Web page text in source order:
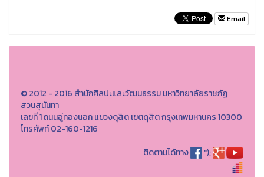
Email
© 2012 - 2016 สำนักศิลปะและวัฒนธรรม มหาวิทยาลัยราชภัฏ
สวนสุนันทา
เลขที่ 1 ถนนอู่ทองนอก แขวงดุสิต เขตดุสิต กรุงเทพมหานคร 10300
โทรศัพท์ 02-160-1216
ติดตามได้ทาง
");